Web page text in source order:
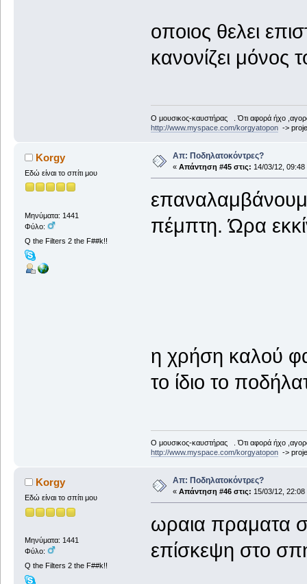
οποιος θελει
κανονίζει μόνος
Ο μουσικος-καυστήρας . Ότι αφορά ήχο
http://www.myspace.com/korgyatopon->
Korgy
Εδώ είναι το σπίτι μου
Μηνύματα: 1441
Φύλο:
Q the Filters 2 the F##k!!
Απ: Ποδηλατοκόντρες?
« Απάντηση #45 στις: 14/03/12, 09:48
πέμπτη. Ώρα
η χρήση καλού
το ίδιο το
Ο μουσικος-καυστήρας . Ότι αφορά ήχο
http://www.myspace.com/korgyatopon->
Korgy
Εδώ είναι το σπίτι μου
Μηνύματα: 1441
Φύλο:
Q the Filters 2 the F##k!!
Απ: Ποδηλατοκόντρες?
« Απάντηση #46 στις: 15/03/12, 22:08
ωραια πραματα
επίσκεψη στο